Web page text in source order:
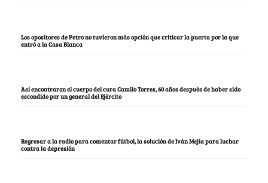
Los opositores de Petro no tuvieron más opción que criticar la puerta por la que
entró a la Casa Blanca
Así encontraron el cuerpo del cura Camilo Torres, 60 años después de haber sido
escondido por un general del Ejército
Regresar a la radio para comentar fútbol, la solución de Iván Mejía para luchar
contra la depresión